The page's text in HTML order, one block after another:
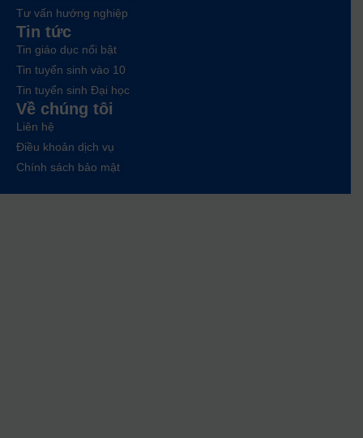
Tư vấn hướng nghiệp
Tin tức
Tin giáo dục nổi bật
Tin tuyển sinh vào 10
Tin tuyển sinh Đại học
Về chúng tôi
Liên hệ
Điều khoản dịch vụ
Chính sách bảo mật